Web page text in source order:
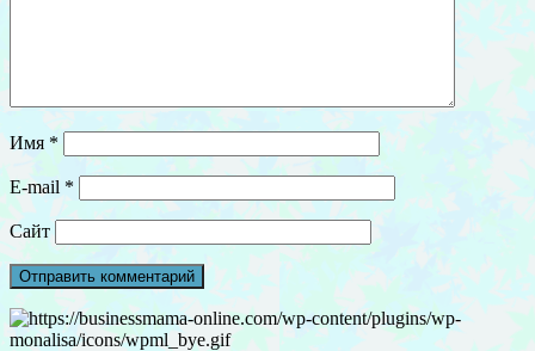
Имя *
E-mail *
Сайт